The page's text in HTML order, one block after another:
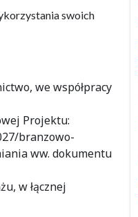
swoich
we współpracy
Projektu:
branzowo-
ww. dokumentu
w łącznej